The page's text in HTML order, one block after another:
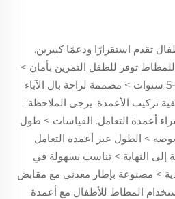
تقدم استقرارًا ودعمًا كبيرين.
توفر للطفل التمرين بأمان >
مصممة للأطفال من عمر 3-5 سنوات > مصممة لراحة بال الآباء
تركيب الأعمدة. يرجى الملاحظة:
أعمدة التعامل. القياسات > طول
أعمدة التعامل للمطاط 37 بوصة > الطول عبر أعمدة التعامل
النهاية إلى النهاية > تناسب بسهولة في
> مصنوعة بإطار معدني مع مقابض
المطاط للأطفال مع أعمدة